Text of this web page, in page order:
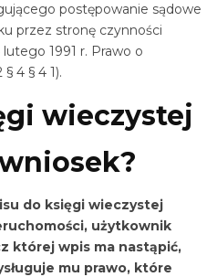
postępowanie sądowe
przez stronę czynności
1991 r. Prawo o
4 § 4 1).
wieczystej
do księgi wieczystej
użytkownik
której wpis ma nastąpić,
mu prawo, które